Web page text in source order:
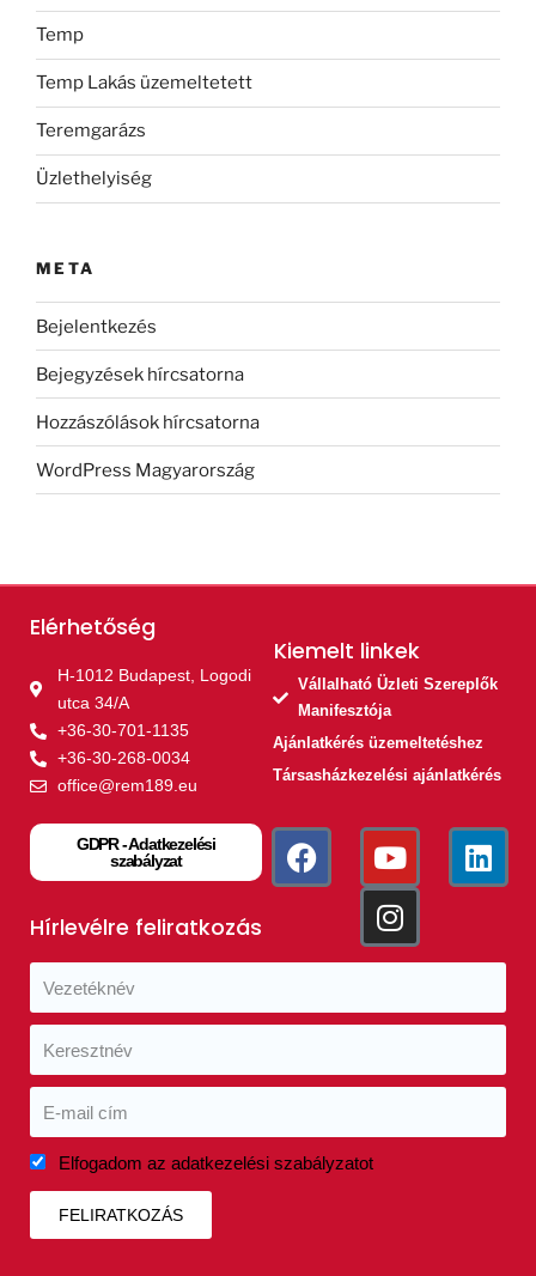
Temp
Temp Lakás üzemeltetett
Teremgarázs
Üzlethelyiség
META
Bejelentkezés
Bejegyzések hírcsatorna
Hozzászólások hírcsatorna
WordPress Magyarország
Elérhetőség
H-1012 Budapest, Logodi
utca 34/A
+36-30-701-1135
+36-30-268-0034
office@rem189.eu
GDPR - Adatkezelési
szabályzat
Kiemelt linkek​
Vállalható Üzleti Szereplők
Manifesztója
Ajánlatkérés üzemeltetéshez
Társasházkezelési ajánlatkérés
Hírlevélre feliratkozás
Elfogadom az adatkezelési szabályzatot
FELIRATKOZÁS